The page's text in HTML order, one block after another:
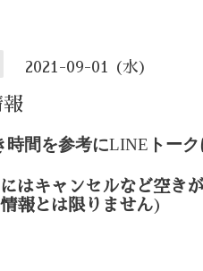
2021-09-01 (水)
報
時間を参考にLINE トー
はキャンセルなど空き
報とは限りません)